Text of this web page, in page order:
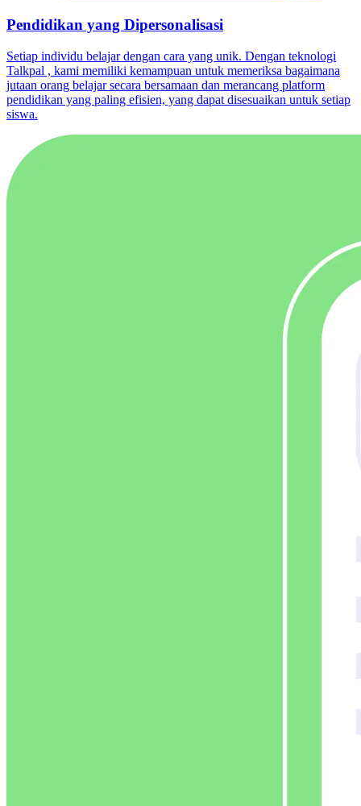
Pendidikan yang Dipersonalisasi
Setiap individu belajar dengan cara yang unik. Dengan teknologi
Talkpal , kami memiliki kemampuan untuk memeriksa bagaimana
jutaan orang belajar secara bersamaan dan merancang platform
pendidikan yang paling efisien, yang dapat disesuaikan untuk setiap
siswa.